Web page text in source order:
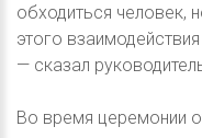
обходиться человек,
этого
— сказал
Во время церемонии